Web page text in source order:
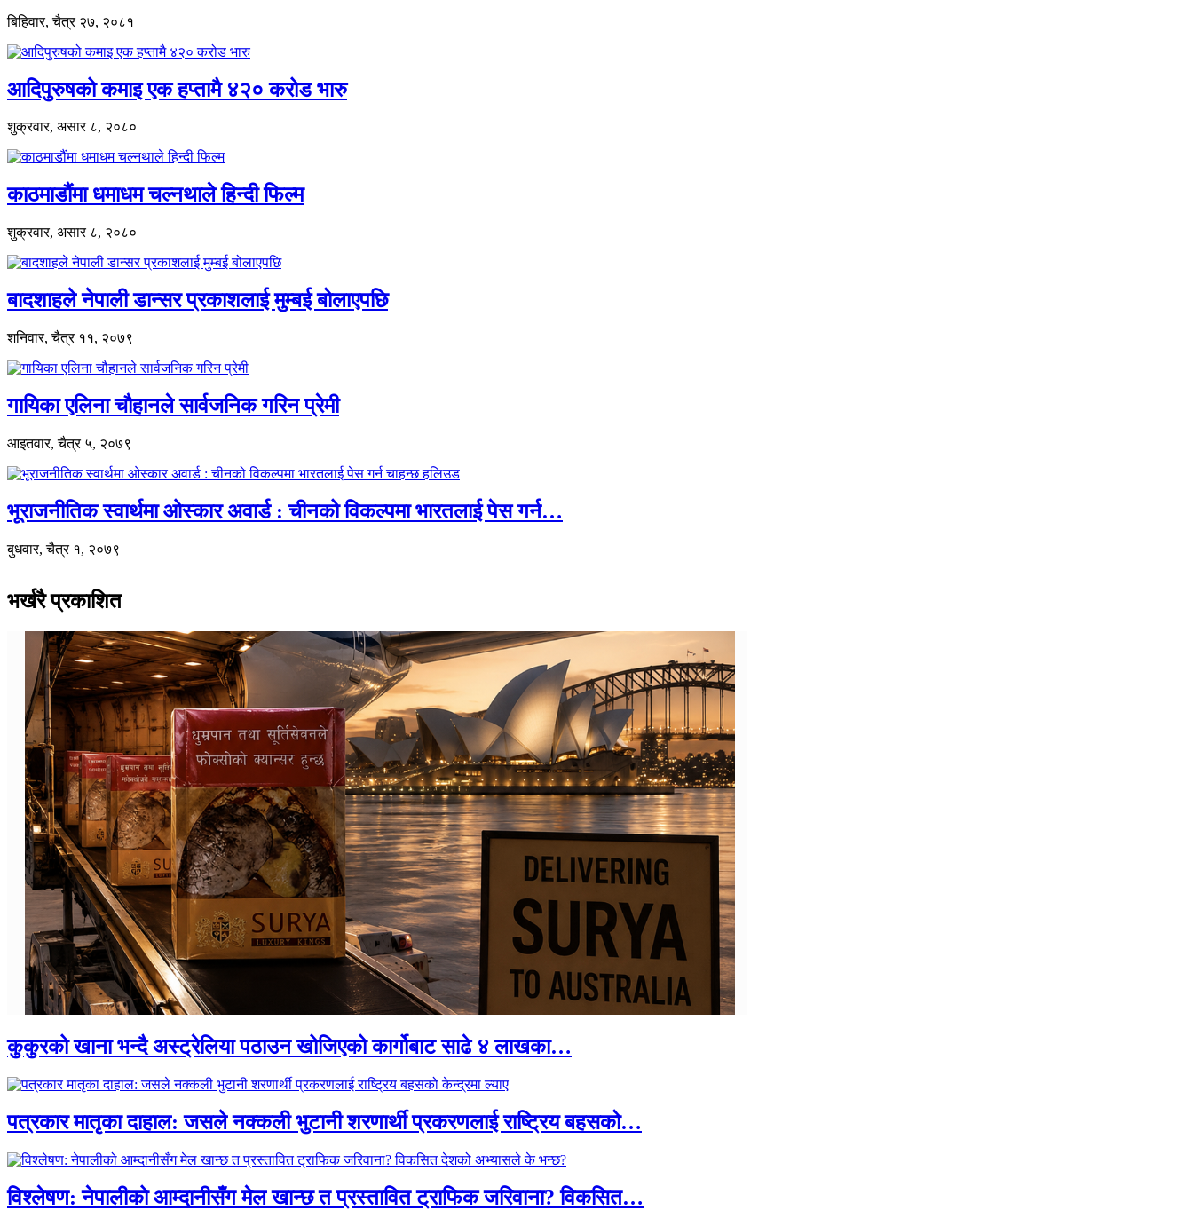
बिहिवार, चैत्र २७, २०८१
आदिपुरुषको कमाइ एक हप्तामै ४२० करोड भारु
शुक्रवार, असार ८, २०८०
काठमाडौंमा धमाधम चल्नथाले हिन्दी फिल्म
शुक्रवार, असार ८, २०८०
बादशाहले नेपाली डान्सर प्रकाशलाई मुम्बई बोलाएपछि
शनिवार, चैत्र ११, २०७९
गायिका एलिना चौहानले सार्वजनिक गरिन प्रेमी
आइतवार, चैत्र ५, २०७९
भूराजनीतिक स्वार्थमा ओस्कार अवार्ड : चीनको विकल्पमा भारतलाई पेस गर्न…
बुधवार, चैत्र १, २०७९
भर्खरै प्रकाशित
कुकुरको खाना भन्दै अस्ट्रेलिया पठाउन खोजिएको कार्गोबाट साढे ४ लाखका…
पत्रकार मातृका दाहाल: जसले नक्कली भुटानी शरणार्थी प्रकरणलाई राष्ट्रिय बहसको…
विश्लेषण: नेपालीको आम्दानीसँग मेल खान्छ त प्रस्तावित ट्राफिक जरिवाना? विकसित…